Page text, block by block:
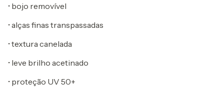
• bojo removível
• alças finas transpassadas
• textura canelada
• leve brilho acetinado
• proteção UV 50+